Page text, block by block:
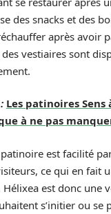
des snacks et des
après avoir
des vestiaires sont
Les patinoires Sens
à ne pas
patinoire est facilité
ce qui en fait
est donc une
s’initier ou se